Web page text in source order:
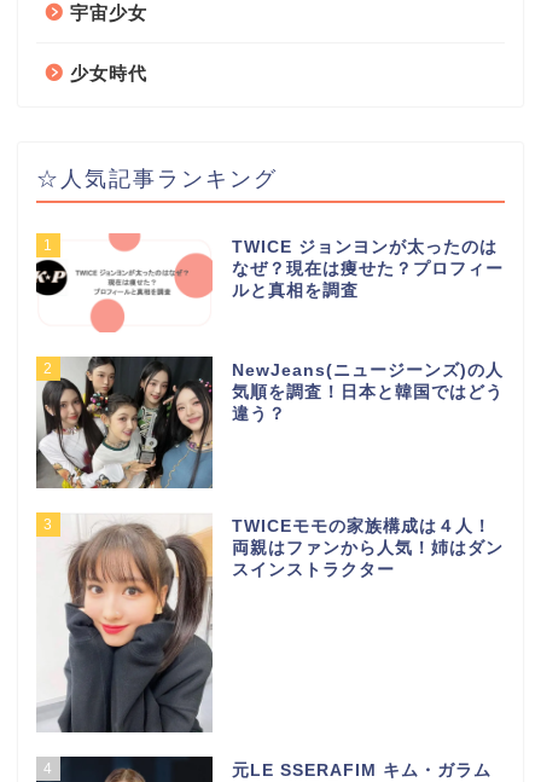
宇宙少女
少女時代
☆人気記事ランキング
1
TWICE ジョンヨンが太ったのは
なぜ？現在は痩せた？プロフィー
ルと真相を調査
2
NewJeans(ニュージーンズ)の人
気順を調査！日本と韓国ではどう
違う？
3
TWICEモモの家族構成は４人！
両親はファンから人気！姉はダン
スインストラクター
4
元LE SSERAFIM キム・ガラム